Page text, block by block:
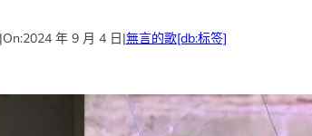
On:2024 年 9 月 4 日|無言的歌[db:标签]